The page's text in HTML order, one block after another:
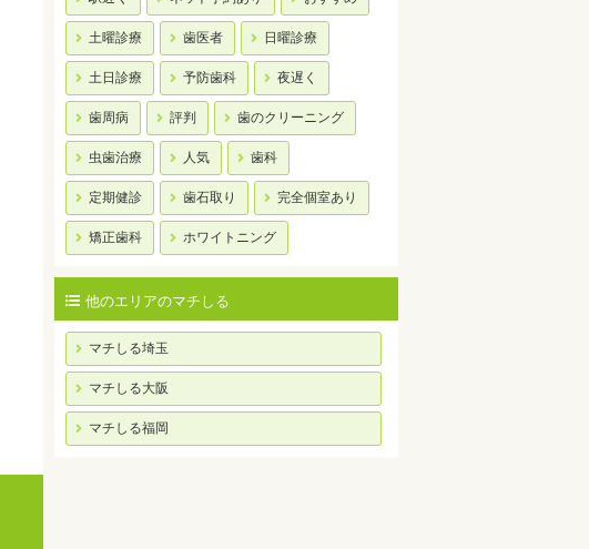
土曜診療 歯医者 日曜診療
土日診療 予防歯科 夜遅く
歯周病 評判 歯のクリーニング
虫歯治療 人気 歯科
定期健診 歯石取り 完全個室あり
矯正歯科 ホワイトニング
他のエリアのマチしる
マチしる埼玉
マチしる大阪
マチしる福岡